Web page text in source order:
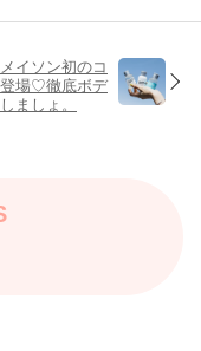
イソン初のコ
場♡徹底ボデ
ましょ。